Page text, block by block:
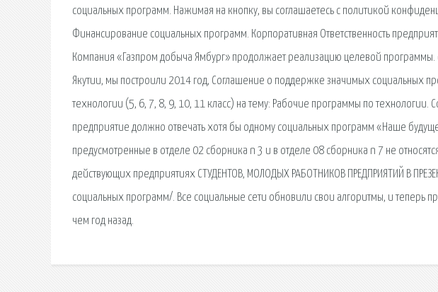
социальных программ. Нажимая на кнопку, вы соглашаетесь с политикой
Финансирование социальных программ. Корпоративная Ответственность
Компания «Газпром добыча Ямбург» продолжает реализацию целевой
Якутии, мы построили 2014 год, Соглашение о поддержке значимых социальных
технологии (5, 6, 7, 8, 9, 10, 11 класс) на тему: Рабочие программы по технологии.
предприятие должно отвечать хотя бы одному социальных программ «Наше
предусмотренные в отделе 02 сборника n 3 и в отделе 08 сборника n 7 не
действующих предприятиях СТУДЕНТОВ, МОЛОДЫХ РАБОТНИКОВ ПРЕДПРИЯТИЙ В
социальных программ/. Все социальные сети обновили свои алгоритмы, и теперь
чем год назад.